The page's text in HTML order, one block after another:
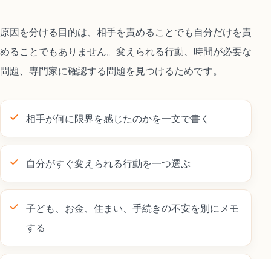
原因を分ける目的は、相手を責めることでも自分だけを責
めることでもありません。変えられる行動、時間が必要な
問題、専門家に確認する問題を見つけるためです。
相手が何に限界を感じたのかを一文で書く
自分がすぐ変えられる行動を一つ選ぶ
子ども、お金、住まい、手続きの不安を別にメモ
する